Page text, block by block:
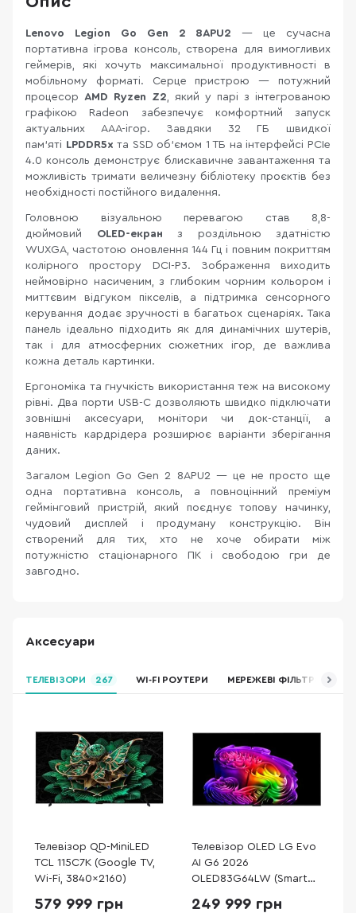
Lenovo Legion Go Gen 2 8APU2 — це сучасна
портативна ігрова консоль, створена для вимогливих
геймерів, які хочуть максимальної продуктивності в
мобільному форматі. Серце пристрою — потужний
процесор AMD Ryzen Z2, який у парі з інтегрованою
графікою Radeon забезпечує комфортний запуск
актуальних ААА-ігор. Завдяки 32 ГБ швидкої
пам’яті LPDDR5x та SSD об’ємом 1 ТБ на інтерфейсі PCIe
4.0 консоль демонструє блискавичне завантаження та
можливість тримати величезну бібліотеку проєктів без
необхідності постійного видалення.
Головною візуальною перевагою став 8,8-
дюймовий
OLED-екран з роздільною здатністю
WUXGA, частотою оновлення 144 Гц і повним покриттям
колірного простору DCI-P3. Зображення виходить
неймовірно насиченим, з глибоким чорним кольором і
миттєвим відгуком пікселів, а підтримка сенсорного
керування додає зручності в багатьох сценаріях. Така
панель ідеально підходить як для динамічних шутерів,
так і для атмосферних сюжетних ігор, де важлива
кожна деталь картинки.
Ергономіка та гнучкість використання теж на високому
рівні. Два порти USB-C дозволяють швидко підключати
зовнішні аксесуари, монітори чи док-станції, а
наявність кардрідера розширює варіанти зберігання
даних.
Загалом Legion Go Gen 2 8APU2 — це не просто ще
одна портативна консоль, а повноцінний преміум
геймінговий пристрій, який поєднує топову начинку,
чудовий дисплей і продуману конструкцію. Він
створений для тих, хто не хоче обирати між
потужністю стаціонарного ПК і свободою гри де
завгодно.
Аксесуари
ТЕЛЕВІЗОРИ 267 WI-FI РОУТЕРИ МЕРЕЖЕВІ ФІЛЬТРИ ТА
Телевізор QD-MiniLED
TCL 115C7K (Google TV,
Wi-Fi, 3840x2160)
579 999 грн
Телевізор OLED LG Evo
AI G6 2026
OLED83G64LW (Smart
249 999 грн